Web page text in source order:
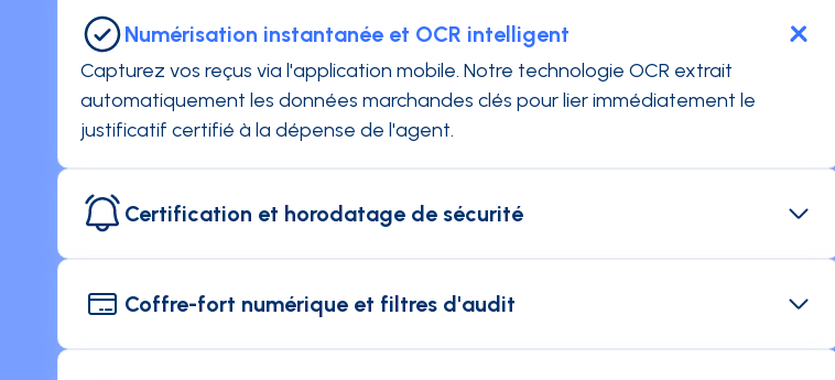
Numérisation instantanée et OCR intelligent
Capturez vos reçus via l'application mobile. Notre technologie OCR extrait
automatiquement les données marchandes clés pour lier immédiatement le
justificatif certifié à la dépense de l'agent.
Certification et horodatage de sécurité
absolue du fichier depuis sa création sur le terrain.
Coffre-fort numérique et filtres d'audit